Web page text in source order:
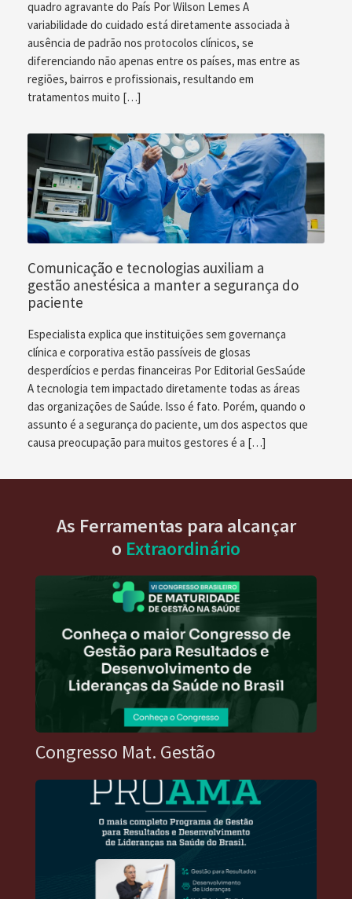
quadro agravante do País Por Wilson Lemes A
variabilidade do cuidado está diretamente associada à
ausência de padrão nos protocolos clínicos, se
diferenciando não apenas entre os países, mas entre as
regiões, bairros e profissionais, resultando em
tratamentos muito […]
Comunicação e tecnologias auxiliam a
gestão anestésica a manter a segurança do
paciente
Especialista explica que instituições sem governança
clínica e corporativa estão passíveis de glosas
desperdícios e perdas financeiras Por Editorial GesSaúde
A tecnologia tem impactado diretamente todas as áreas
das organizações de Saúde. Isso é fato. Porém, quando o
assunto é a segurança do paciente, um dos aspectos que
causa preocupação para muitos gestores é a […]
As Ferramentas para alcançar
o Extraordinário
Congresso Mat. Gestão